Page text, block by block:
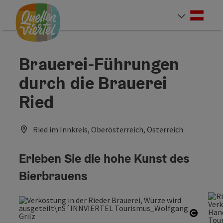
Zum Inhalt
Zur Navigation
Zum Seitenanfang
Brauerei-Führungen
durch die Brauerei
Ried
Ried im Innkreis, Oberösterreich, Österreich
Erleben Sie die hohe Kunst des
Bierbrauens